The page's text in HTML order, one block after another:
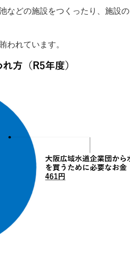
などの施設をつくったり、施設の
われています。